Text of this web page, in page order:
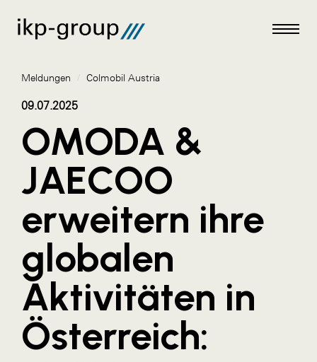
Meldungen
AKTUELLES
ALEX Krems
Amazon Web Services
Artweger
AustroCel Hallein
Blaguss
Meldungen / Colmobil Austria
09.07.2025
OMODA &
JAECOO
erweitern ihre
globalen
Aktivitäten in
Österreich: